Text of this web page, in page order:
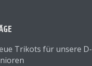
Trikots für unsere D-